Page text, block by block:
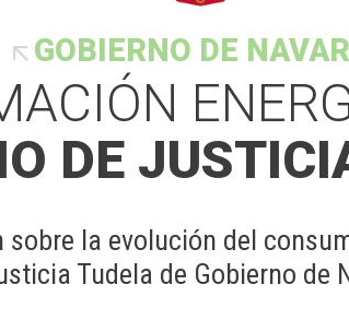
GOBIERNO DE
DE
la evolución del
Tudela de Gobierno de